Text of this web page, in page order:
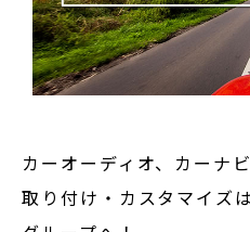
カーオーディオ、カーナ
取り付け・カスタマイズ